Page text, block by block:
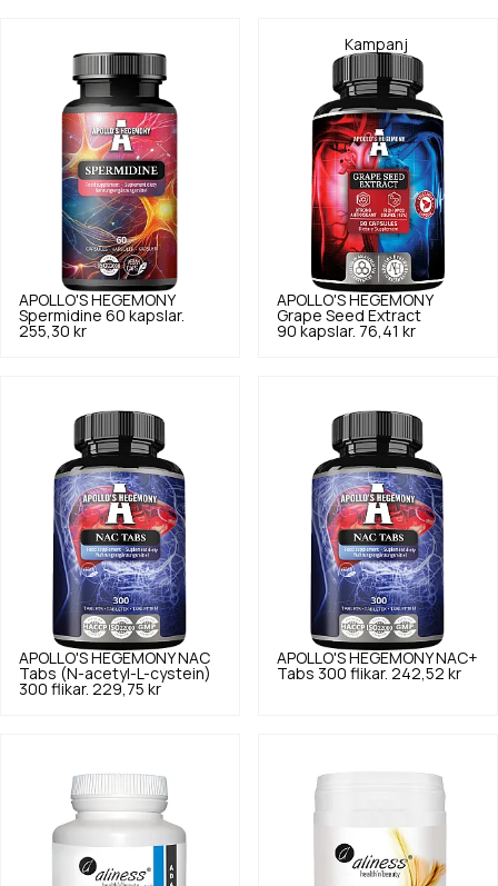
APOLLO'S HEGEMONY
Spermidine 60 kapslar.
255,30 kr
Kampanj
APOLLO'S HEGEMONY
Grape Seed Extract
90 kapslar. 76,41 kr
APOLLO'S HEGEMONY NAC
Tabs (N-acetyl-L-cystein)
300 flikar. 229,75 kr
APOLLO'S HEGEMONY NAC+
Tabs 300 flikar. 242,52 kr